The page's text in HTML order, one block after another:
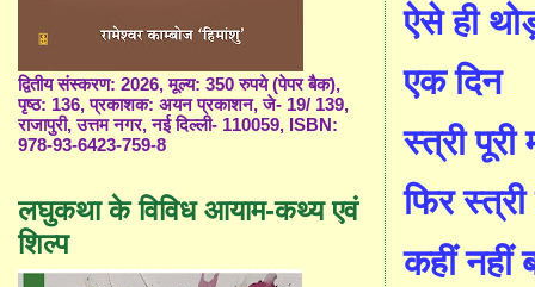
ऐसे ही
एक दिन
स्त्री
फिर
कहीं नहीं
द्वितीय संस्करण: 2026, मूल्य: 350 रुपये (पेपर बैक),
पृष्ठ: 136, प्रकाशक: अयन प्रकाशन, जे- 19/ 139,
राजापुरी, उत्तम नगर, नई दिल्ली- 110059, ISBN:
978-93-6423-759-8
लघुकथा के विविध आयाम-कथ्य एवं
शिल्प